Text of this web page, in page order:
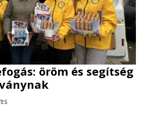
öröm és segítség